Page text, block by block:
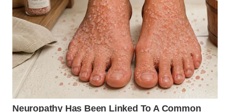
TENGAH
WN DELI
SERDANG
WN
TEBING
TINGGI